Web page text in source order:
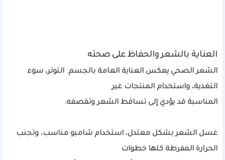
العناية بالشعر والحفاظ على صحته
الشعر الصحي يعكس العناية العامة بالجسم. التوتر، سوء
التغذية، واستخدام المنتجات غير
المناسبة قد يؤدي إلى تساقط الشعر وتقصفه.
غسل الشعر بشكل معتدل، استخدام شامبو مناسب، وتجنب
الحرارة المفرطة كلها خطوات